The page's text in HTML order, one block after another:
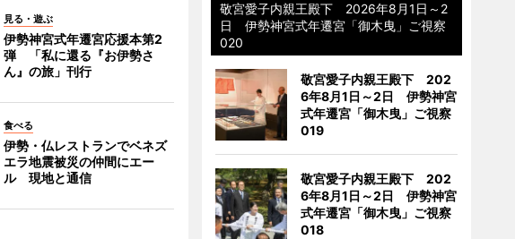
見る・遊ぶ
伊勢神宮式年遷宮応援本第2
弾 「私に還る『お伊勢さ
ん』の旅」刊行
食べる
伊勢・仏レストランでベネズ
エラ地震被災の仲間にエー
ル 現地と通信
敬宮愛子内親王殿下 2026年8月1日～2
日 伊勢神宮式年遷宮「御木曳」ご視察
020
敬宮愛子内親王殿下 202
6年8月1日～2日 伊勢神宮
式年遷宮「御木曳」ご視察
019
敬宮愛子内親王殿下 202
6年8月1日～2日 伊勢神宮
式年遷宮「御木曳」ご視察
018